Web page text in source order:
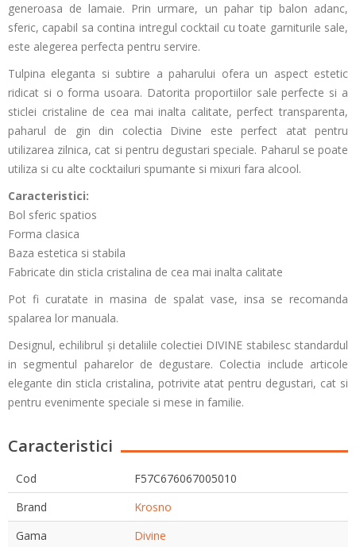
generoasa de lamaie. Prin urmare, un pahar tip balon adanc,
sferic, capabil sa contina intregul cocktail cu toate garniturile sale,
este alegerea perfecta pentru servire.
Tulpina eleganta si subtire a paharului ofera un aspect estetic
ridicat si o forma usoara. Datorita proportiilor sale perfecte si a
sticlei cristaline de cea mai inalta calitate, perfect transparenta,
paharul de gin din colectia Divine este perfect atat pentru
utilizarea zilnica, cat si pentru degustari speciale. Paharul se poate
utiliza si cu alte cocktailuri spumante si mixuri fara alcool.
Caracteristici:
Bol sferic spatios
Forma clasica
Baza estetica si stabila
Fabricate din sticla cristalina de cea mai inalta calitate
Pot fi curatate in masina de spalat vase, insa se recomanda
spalarea lor manuala.
Designul, echilibrul și detaliile colectiei DIVINE stabilesc standardul
in segmentul paharelor de degustare. Colectia include articole
elegante din sticla cristalina, potrivite atat pentru degustari, cat si
pentru evenimente speciale si mese in familie.
Caracteristici
Cod
F57C676067005010
Brand
Krosno
Gama
Divine